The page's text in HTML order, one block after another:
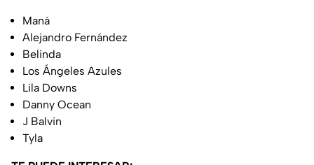
Maná
Alejandro Fernández
Belinda
Los Ángeles Azules
Lila Downs
Danny Ocean
J Balvin
Tyla